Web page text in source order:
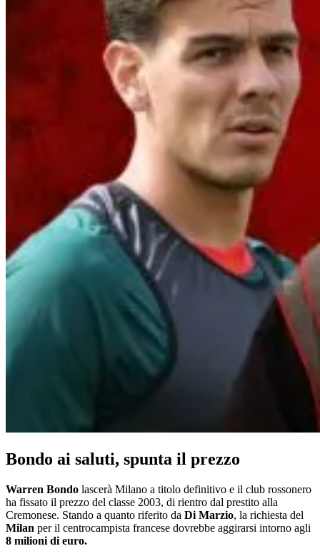
Bondo ai saluti, spunta il prezzo
Warren Bondo lascerà Milano a titolo definitivo e il club rossonero
ha fissato il prezzo del classe 2003, di rientro dal prestito alla
Cremonese. Stando a quanto riferito da Di Marzio, la richiesta del
Milan per il centrocampista francese dovrebbe aggirarsi intorno agli
8 milioni di euro.